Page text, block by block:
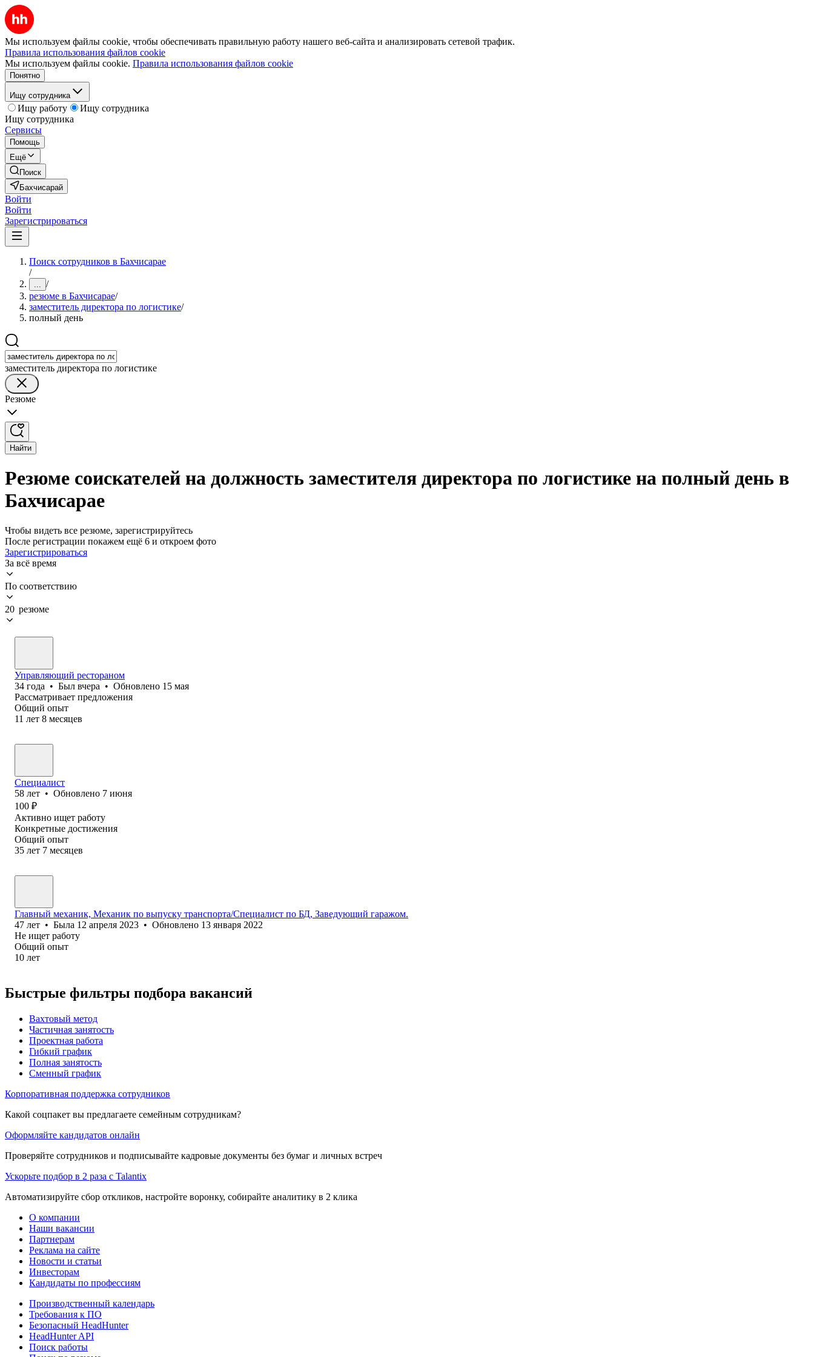
Мы используем файлы cookie, чтобы обеспечивать правильную работу нашего веб-сайта и анализировать сетевой трафик.
Правила использования файлов cookie
Мы используем файлы cookie. Правила использования файлов cookie
Понятно
Ищу сотрудника
Ищу работу
Ищу сотрудника
Ищу сотрудника
Сервисы
Помощь
Ещё
Поиск
Бахчисарай
Войти
Войти
Зарегистрироваться
Поиск сотрудников в Бахчисарае
/
... /
резюме в Бахчисарае/
заместитель директора по логистике/
полный день
заместитель директора по логистике
Резюме
Найти
Резюме соискателей на должность заместителя директора по логистике на полный день в
Бахчисарае
Чтобы видеть все резюме, зарегистрируйтесь
После регистрации покажем ещё 6 и откроем фото
Зарегистрироваться
За всё время
По соответствию
20 резюме
Управляющий рестораном
34 года • Был вчера • Обновлено 15 мая
Рассматривает предложения
Общий опыт
11 лет 8 месяцев
Специалист
58 лет • Обновлено 7 июня
100 ₽
Активно ищет работу
Конкретные достижения
Общий опыт
35 лет 7 месяцев
Главный механик, Механик по выпуску транспорта/Специалист по БД, Заведующий гаражом.
47 лет • Была 12 апреля 2023 • Обновлено 13 января 2022
Не ищет работу
Общий опыт
10 лет
Быстрые фильтры подбора вакансий
Вахтовый метод
Частичная занятость
Проектная работа
Гибкий график
Полная занятость
Сменный график
Корпоративная поддержка сотрудников
Какой соцпакет вы предлагаете семейным сотрудникам?
Оформляйте кандидатов онлайн
Проверяйте сотрудников и подписывайте кадровые документы без бумаг и личных встреч
Ускорьте подбор в 2 раза с Talantix
Автоматизируйте сбор откликов, настройте воронку, собирайте аналитику в 2 клика
О компании
Наши вакансии
Партнерам
Реклама на сайте
Новости и статьи
Инвесторам
Кандидаты по профессиям
Производственный календарь
Требования к ПО
Безопасный HeadHunter
HeadHunter API
Поиск работы